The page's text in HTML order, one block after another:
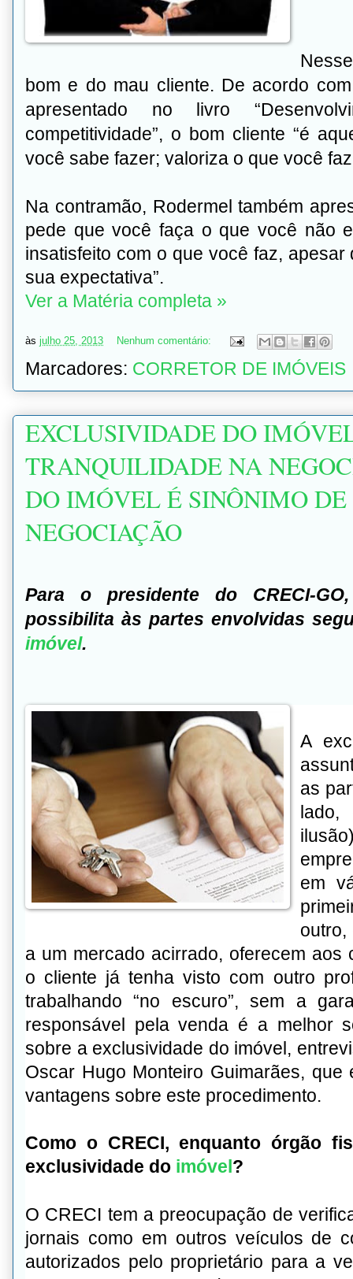
bom e do mau cliente. De acordo
apresentado no livro
competitividade”, o bom cliente “é
você sabe fazer; valoriza o que você
Na contramão, Rodermel também
pede que você faça o que você não
insatisfeito com o que você faz,
sua expectativa”.
Ver a Matéria completa »
às julho 25, 2013 Nenhum comentário:
Marcadores: CORRETOR DE IMÓVEIS
EXCLUSIVIDADE DO
TRANQUILIDADE NA
DO IMÓVEL É SINÔNIMO
NEGOCIAÇÃO
Para o presidente do CRECI-
possibilita às partes envolvidas
imóvel.
A
as
lado,
em
outro,
a um mercado acirrado, oferecem aos
o cliente já tenha visto com outro
trabalhando “no escuro”, sem a
responsável pela venda é a melhor
sobre a exclusividade do imóvel,
Oscar Hugo Monteiro Guimarães,
vantagens sobre este procedimento.
Como o CRECI, enquanto órgão
exclusividade do imóvel?
O CRECI tem a preocupação de
jornais como em outros veículos de
autorizados pelo proprietário para a